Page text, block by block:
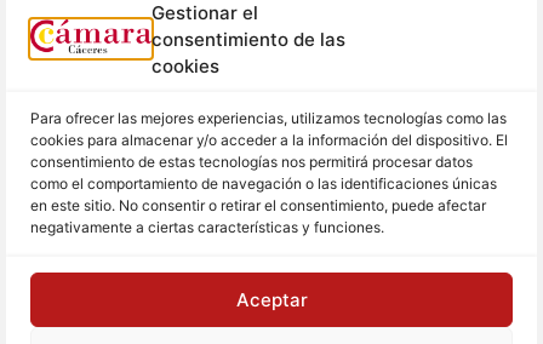
Gestionar el
consentimiento de las
cookies
Para ofrecer las mejores experiencias, utilizamos tecnologías como las
cookies para almacenar y/o acceder a la información del dispositivo. El
consentimiento de estas tecnologías nos permitirá procesar datos
como el comportamiento de navegación o las identificaciones únicas
en este sitio. No consentir o retirar el consentimiento, puede afectar
negativamente a ciertas características y funciones.
Aceptar
Señalización Comercial
Contacto
SALA DE PRENSA
Noticias Cámara
Sala de prensa
Hemeroteca
TEXTOS LEGALES
Aviso Legal
Política de Privacidad
Política de Cookies